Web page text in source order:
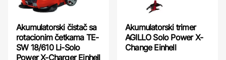
Akumulatorski čistač sa
rotacionim četkama TE-
SW 18/610 Li-Solo
Power X-Charger Einhell
Akumulatorski trimer
AGILLO Solo Power X-
Change Einhell